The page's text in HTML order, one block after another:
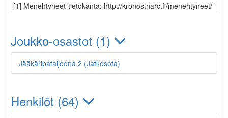
[1] Menehtyneet-tietokanta: http://kronos.narc.fi/menehtyneet/
Joukko-osastot (1)
Jääkäripataljoona 2 (Jatkosota)
Henkilöt (64)